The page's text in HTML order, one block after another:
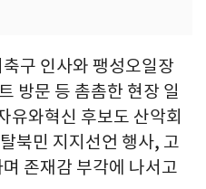
구 인사와 팽성오일장
방문 등 촘촘한 현장 일
유와혁신 후보도 산악회
북민 지지선언 행사, 고
존재감 부각에 나서고